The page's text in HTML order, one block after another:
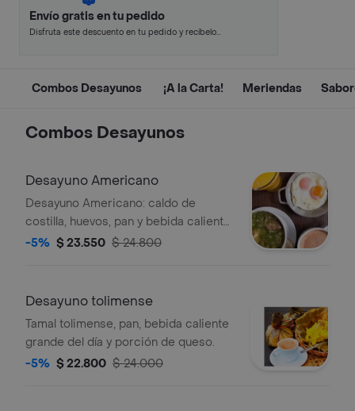
Envío gratis en tu pedido
Disfruta este descuento en tu pedido y recíbelo
Combos Desayunos ️ ¡A la Carta! Meriendas
Combos Desayunos ️
Desayuno Americano
Desayuno Americano: caldo de
costilla, huevos, pan y bebida caliente
grande del día.
-5% $ 23.550 $ 24.800
Desayuno tolimense
Tamal tolimense, pan, bebida caliente
grande del día y porción de queso.
-5% $ 22.800 $ 24.000